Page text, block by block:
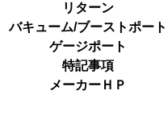
リターン
バキューム/ブーストポート
ゲージポート
特記事項
メーカーＨＰ